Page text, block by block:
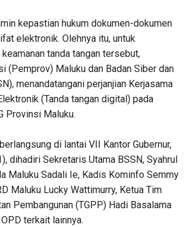
kepastian hukum dokumen-dokumen
elektronik. Olehnya itu, untuk
tanda tangan tersebut,
(Pemprov) Maluku dan Badan Siber dan
menandatangani perjanjian Kerjasama
(Tanda tangan digital) pada
Provinsi Maluku.
di lantai VII Kantor Gubernur,
dihadiri Sekretaris Utama BSSN, Syahrul
Maluku Sadali Ie, Kadis Kominfo Semmy
Maluku Lucky Wattimurry, Ketua Tim
Pembangunan (TGPP) Hadi Basalama
terkait lainnya.